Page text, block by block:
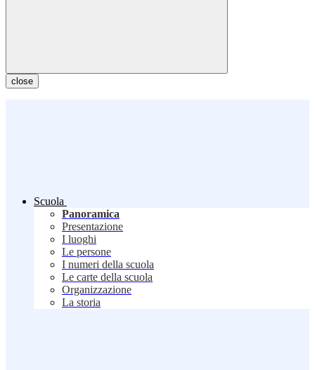
close
Scuola
Panoramica
Presentazione
I luoghi
Le persone
I numeri della scuola
Le carte della scuola
Organizzazione
La storia